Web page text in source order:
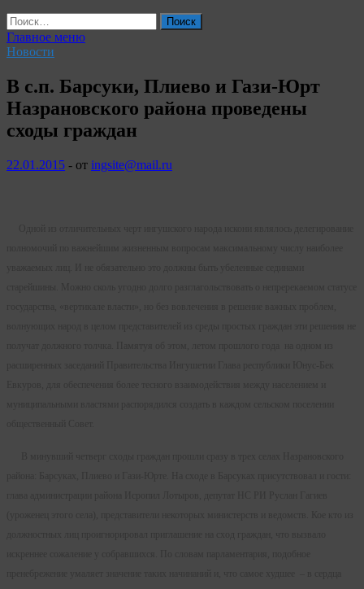
Найти:
Главное меню
Новости
В с.п. Барсуки, Плиево и Гази-Юрт
Назрановского района проведены
сходы граждан
22.01.2015 - от ingsite@mail.ru